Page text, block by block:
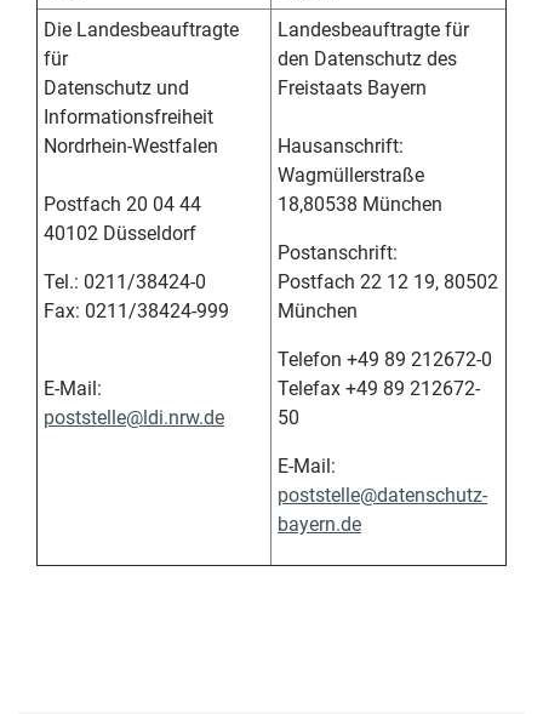
Die Landesbeauftragte
für
Datenschutz und
Informationsfreiheit
Nordrhein-Westfalen
Postfach 20 04 44
40102 Düsseldorf
Tel.: 0211/38424-0
Fax: 0211/38424-999
E-Mail:
poststelle@ldi.nrw.de
Landesbeauftragte für
den Datenschutz des
Freistaats Bayern
Hausanschrift:
Wagmüllerstraße
18,80538 München
Postanschrift:
Postfach 22 12 19, 80502
München
Telefon +49 89 212672-0
Telefax +49 89 212672-
50
E-Mail:
poststelle@datenschutz-
bayern.de